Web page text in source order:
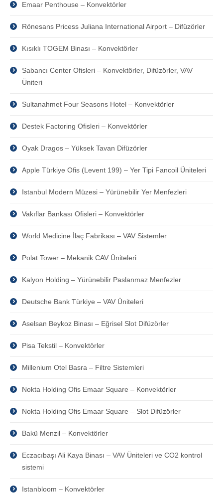
Emaar Penthouse – Konvektörler
Rönesans Pricess Juliana International Airport – Difüzörler
Kısıklı TOGEM Binası – Konvektörler
Sabancı Center Ofisleri – Konvektörler, Difüzörler, VAV
Üniteri
Sultanahmet Four Seasons Hotel – Konvektörler
Destek Factoring Ofisleri – Konvektörler
Oyak Dragos – Yüksek Tavan Difüzörler
Apple Türkiye Ofis (Levent 199) – Yer Tipi Fancoil Üniteleri
Istanbul Modern Müzesi – Yürünebilir Yer Menfezleri
Vakıflar Bankası Ofisleri – Konvektörler
World Medicine İlaç Fabrikası – VAV Sistemler
Polat Tower – Mekanik CAV Üniteleri
Kalyon Holding – Yürünebilir Paslanmaz Menfezler
Deutsche Bank Türkiye – VAV Üniteleri
Aselsan Beykoz Binası – Eğrisel Slot Difüzörler
Pisa Tekstil – Konvektörler
Millenium Otel Basra – Filtre Sistemleri
Nokta Holding Ofis Emaar Square – Konvektörler
Nokta Holding Ofis Emaar Square – Slot Difüzörler
Bakü Menzil – Konvektörler
Eczacıbaşı Ali Kaya Binası – VAV Üniteleri ve CO2 kontrol
sistemi
Istanbloom – Konvektörler